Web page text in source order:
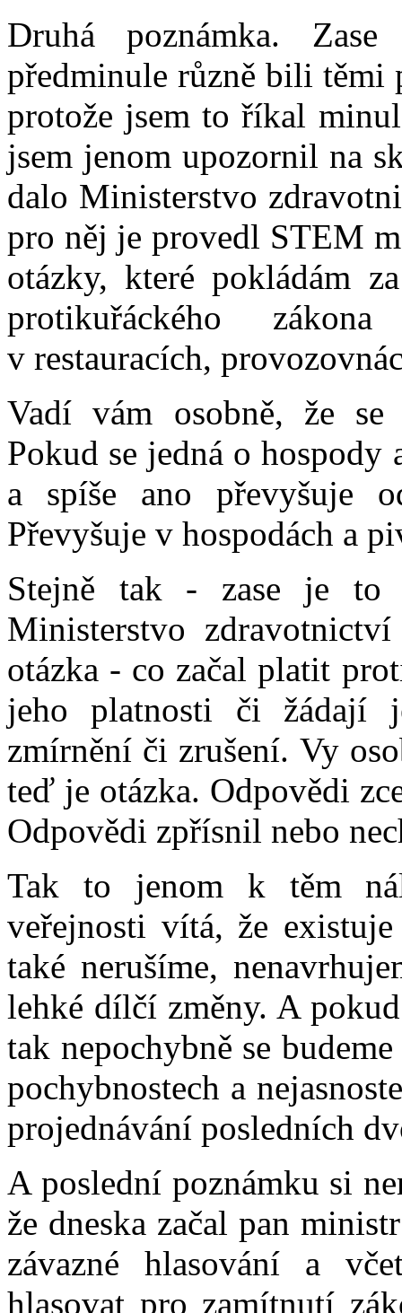
Druhá poznámka.
předminule různě bili těmi
protože jsem to říkal
jsem jenom upozornil na
dalo Ministerstvo
pro něj je provedl STEM
otázky, které pokládám
protikuřáckého
v restauracích,
Vadí vám osobně, že
Pokud se jedná o
a spíše ano převyšuje
Převyšuje v hospodách a
Stejně tak - zase je to
Ministerstvo
otázka - co začal platit
jeho platnosti či žádají
zmírnění či zrušení. Vy
teď je otázka. Odpovědi
Odpovědi zpřísnil nebo
Tak to jenom k těm
veřejnosti vítá, že
také nerušíme,
lehké dílčí změny. A
tak nepochybně se
pochybnostech a
projednávání posledních
A poslední poznámku si
že dneska začal pan
závazné hlasování a
hlasovat pro zamítnutí